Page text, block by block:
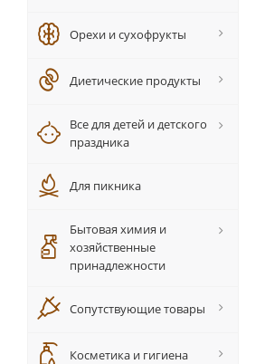
Орехи и сухофрукты
Диетические продукты
Все для детей и детского
праздника
Для пикника
Бытовая химия и
хозяйственные
принадлежности
Сопутствующие товары
Косметика и гигиена